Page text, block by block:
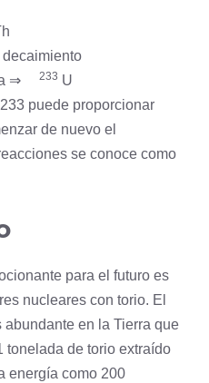
⇒ 233 U
puede proporcionar
de nuevo el
se conoce como
para el futuro es
nucleares con torio. El
abundante en la Tierra que
tonelada de torio extraído
energía como 200